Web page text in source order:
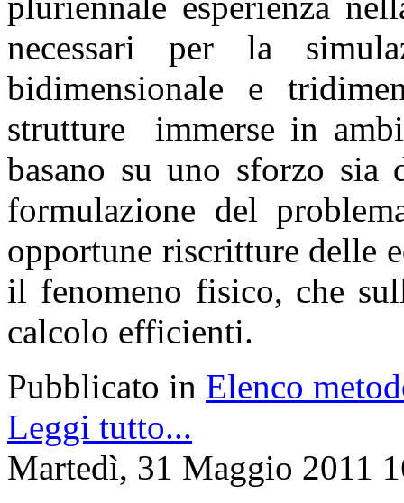
necessari per la
bidimensionale e
strutture immerse in
basano su uno sforzo
formulazione del
opportune riscritture delle
il fenomeno fisico, che
calcolo efficienti.
Pubblicato in Elenco
Leggi tutto...
Martedì, 31 Maggio 2011